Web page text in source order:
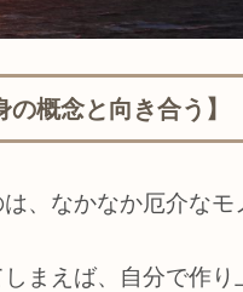
の概念と向き合う】
、なかなか厄介なモ
まえば、自分で作り